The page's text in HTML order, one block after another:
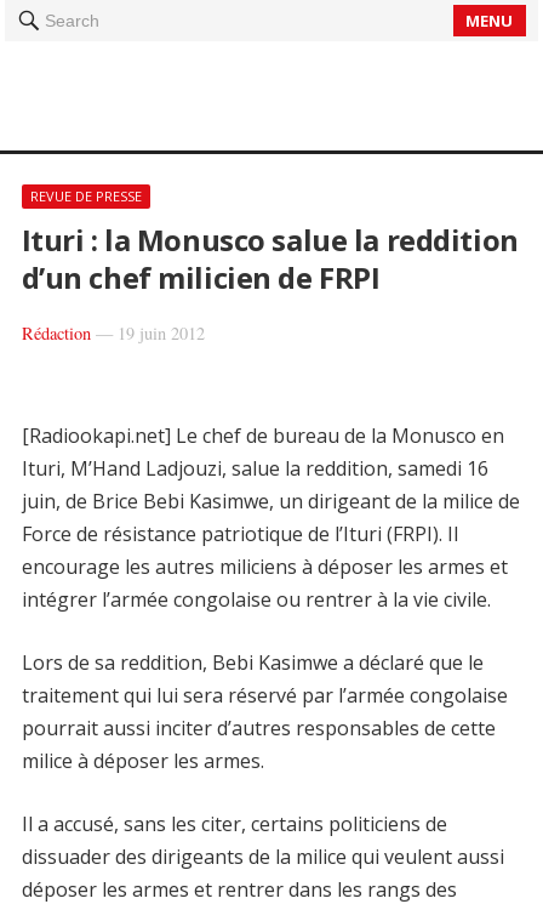
Search MENU
REVUE DE PRESSE
Ituri : la Monusco salue la reddition
d’un chef milicien de FRPI
Rédaction— 19 juin 2012
[Radiookapi.net] Le chef de bureau de la Monusco en
Ituri, M’Hand Ladjouzi, salue la reddition, samedi 16
juin, de Brice Bebi Kasimwe, un dirigeant de la milice de
Force de résistance patriotique de l’Ituri (FRPI). Il
encourage les autres miliciens à déposer les armes et
intégrer l’armée congolaise ou rentrer à la vie civile.
Lors de sa reddition, Bebi Kasimwe a déclaré que le
traitement qui lui sera réservé par l’armée congolaise
pourrait aussi inciter d’autres responsables de cette
milice à déposer les armes.
Il a accusé, sans les citer, certains politiciens de
dissuader des dirigeants de la milice qui veulent aussi
déposer les armes et rentrer dans les rangs des